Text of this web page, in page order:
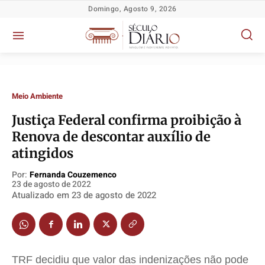
Política
Socioeconômicas
Justiça
Segurança
Política
Socioeconômicas
Justiça
Segurança
Política
Socioeconômicas
Justiça
Segurança
Política
Socioeconômicas
Justiça
Segurança
Domingo, Agosto 9, 2026
Meio Ambiente
Justiça Federal confirma proibição à
Renova de descontar auxílio de
atingidos
Por: Fernanda Couzemenco
23 de agosto de 2022
Atualizado em 23 de agosto de 2022
TRF decidiu que valor das indenizações não pode